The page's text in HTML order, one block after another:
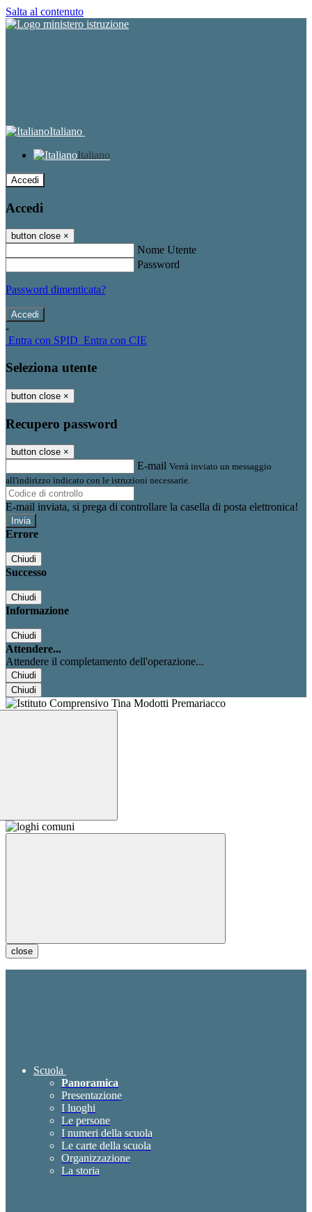
Salta al contenuto
Italiano
Italiano
Accedi
Accedi
button close ×
Nome Utente
Password
Password dimenticata?
-
Entra con SPID Entra con CIE
Seleziona utente
button close ×
Recupero password
button close ×
E-mail Verrà inviato un messaggio
all'indirizzo indicato con le istruzioni necessarie.
E-mail inviata, si prega di controllare la casella di posta elettronica!
Errore
Chiudi
Successo
Chiudi
Informazione
Chiudi
Attendere...
Attendere il completamento dell'operazione...
Chiudi
Chiudi
close
Scuola
Panoramica
Presentazione
I luoghi
Le persone
I numeri della scuola
Le carte della scuola
Organizzazione
La storia